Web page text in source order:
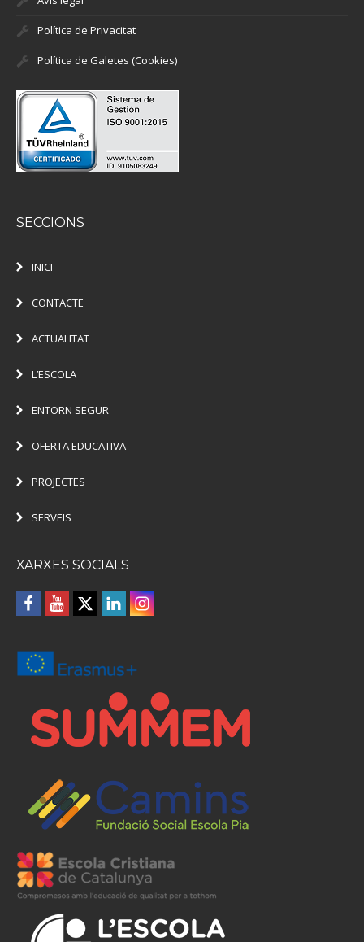
Política de Privacitat
Política de Galetes (Cookies)
SECCIONS
INICI
CONTACTE
ACTUALITAT
L’ESCOLA
ENTORN SEGUR
OFERTA EDUCATIVA
PROJECTES
SERVEIS
XARXES SOCIALS